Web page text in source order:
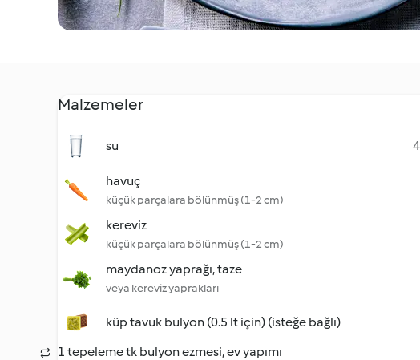
Malzemeler
su
havuç
küçük parçalara bölünmüş (1-2 cm)
kereviz
küçük parçalara bölünmüş (1-2 cm)
maydanoz yaprağı, taze
veya kereviz yaprakları
küp tavuk bulyon (0.5 lt için) (isteğe bağlı)
1 tepeleme tk bulyon ezmesi, ev yapımı